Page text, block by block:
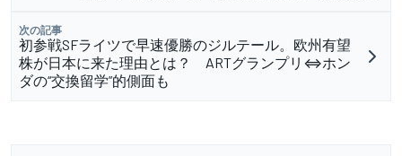
次の記事
初参戦SFライツで早速優勝のジルテール。欧州有望
株が日本に来た理由とは？ ARTグランプリ⇔ホン
ダの“交換留学”的側面も